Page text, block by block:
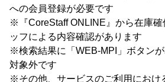
への会員登録が必要です
※『CoreStaff ONLINE』から在庫確
ッフによる内容確認があります
※検索結果に「WEB-MPI」ボタン
対象外です
※その他、サービスのご利用におけ